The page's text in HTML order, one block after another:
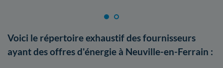
Voici le répertoire exhaustif des fournisseurs
ayant des offres d'énergie à Neuville-en-Ferrain :